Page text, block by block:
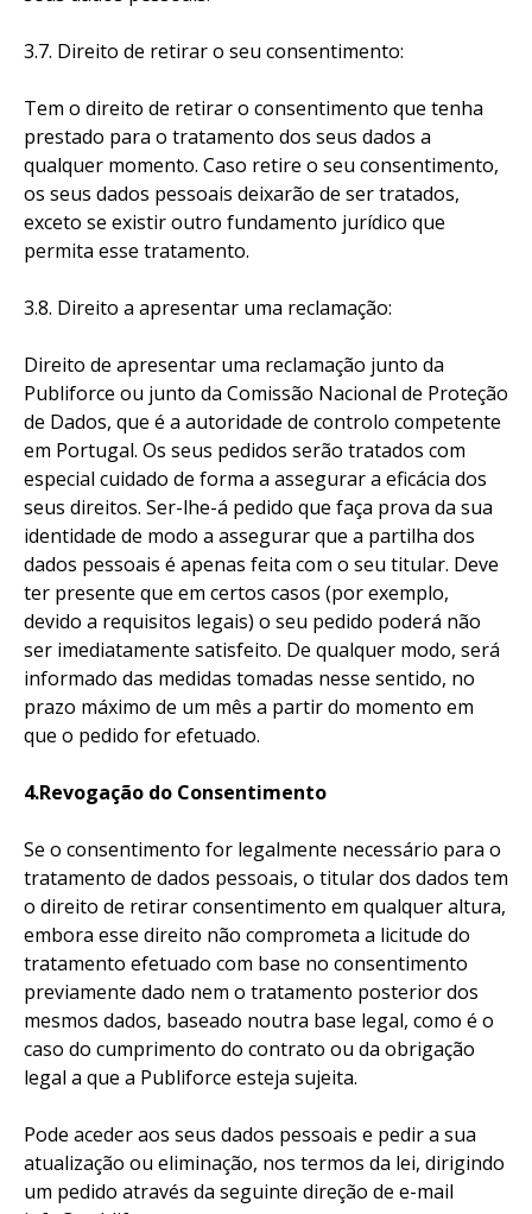
3.7. Direito de retirar o seu consentimento:
Tem o direito de retirar o consentimento que tenha
prestado para o tratamento dos seus dados a
qualquer momento. Caso retire o seu consentimento,
os seus dados pessoais deixarão de ser tratados,
exceto se existir outro fundamento jurídico que
permita esse tratamento.
3.8. Direito a apresentar uma reclamação:
Direito de apresentar uma reclamação junto da
Publiforce ou junto da Comissão Nacional de Proteção
de Dados, que é a autoridade de controlo competente
em Portugal. Os seus pedidos serão tratados com
especial cuidado de forma a assegurar a eficácia dos
seus direitos. Ser-lhe-á pedido que faça prova da sua
identidade de modo a assegurar que a partilha dos
dados pessoais é apenas feita com o seu titular. Deve
ter presente que em certos casos (por exemplo,
devido a requisitos legais) o seu pedido poderá não
ser imediatamente satisfeito. De qualquer modo, será
informado das medidas tomadas nesse sentido, no
prazo máximo de um mês a partir do momento em
que o pedido for efetuado.
4.Revogação do Consentimento
Se o consentimento for legalmente necessário para o
tratamento de dados pessoais, o titular dos dados tem
o direito de retirar consentimento em qualquer altura,
embora esse direito não comprometa a licitude do
tratamento efetuado com base no consentimento
previamente dado nem o tratamento posterior dos
mesmos dados, baseado noutra base legal, como é o
caso do cumprimento do contrato ou da obrigação
legal a que a Publiforce esteja sujeita.
Pode aceder aos seus dados pessoais e pedir a sua
atualização ou eliminação, nos termos da lei, dirigindo
um pedido através da seguinte direção de e-mail